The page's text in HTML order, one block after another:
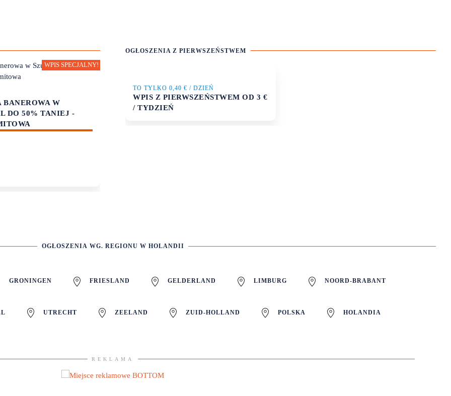
W
DO 50% TANIEJ -
OKAZJE
WYMIENIAJ BEZPIECZNIE
OGŁOSZENIA Z PIERWSZEŃSTWEM
TO TYLKO 0,40 € / DZIEŃ
WPIS Z PIERWSZEŃSTWEM OD 3 €
/ TYDZIEŃ
OGŁOSZENIA WG. REGIONU W HOLANDII
GRONINGEN FRIESLAND GELDERLAND LIMBURG NOORD-BRABANT
UTRECHT ZEELAND ZUID-HOLLAND POLSKA HOLANDIA
REKLAMA